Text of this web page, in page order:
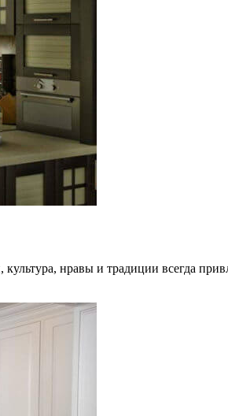
нравы и традиции всегда